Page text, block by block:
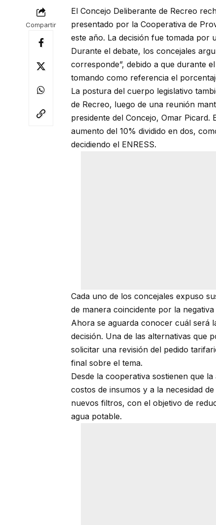
Compartir
El Concejo Deliberante de Recreo
presentado por la Cooperativa de
este año. La decisión fue tomada por
Durante el debate, los concejales
corresponde”, debido a que durante
tomando como referencia el
La postura del cuerpo legislativo
de Recreo, luego de una reunión
presidente del Concejo, Omar
aumento del 10% dividido en dos,
decidiendo el ENRESS.
Cada uno de los concejales expuso
de manera coincidente por la
Ahora se aguarda conocer cuál será
decisión. Una de las alternativas que
solicitar una revisión del pedido
final sobre el tema.
Desde la cooperativa sostienen que
costos de insumos y a la necesidad
nuevos filtros, con el objetivo de
agua potable.